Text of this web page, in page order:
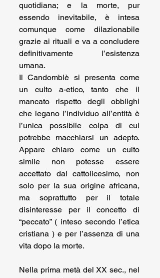
quotidiana; e la morte, pur
essendo inevitabile, è intesa
comunque come dilazionabile
grazie ai rituali e va a concludere
definitivamente l’esistenza
umana.
Il Candomblè si presenta come
un culto a-etico, tanto che il
mancato rispetto degli obblighi
che legano l’individuo all’entità è
l’unica possibile colpa di cui
potrebbe macchiarsi un adepto.
Appare chiaro come un culto
simile non potesse essere
accettato dal cattolicesimo, non
solo per la sua origine africana,
ma soprattutto per il totale
disinteresse per il concetto di
“peccato” ( inteso secondo l’etica
cristiana ) e per l’assenza di una
vita dopo la morte.
Nella prima metà del XX sec., nel